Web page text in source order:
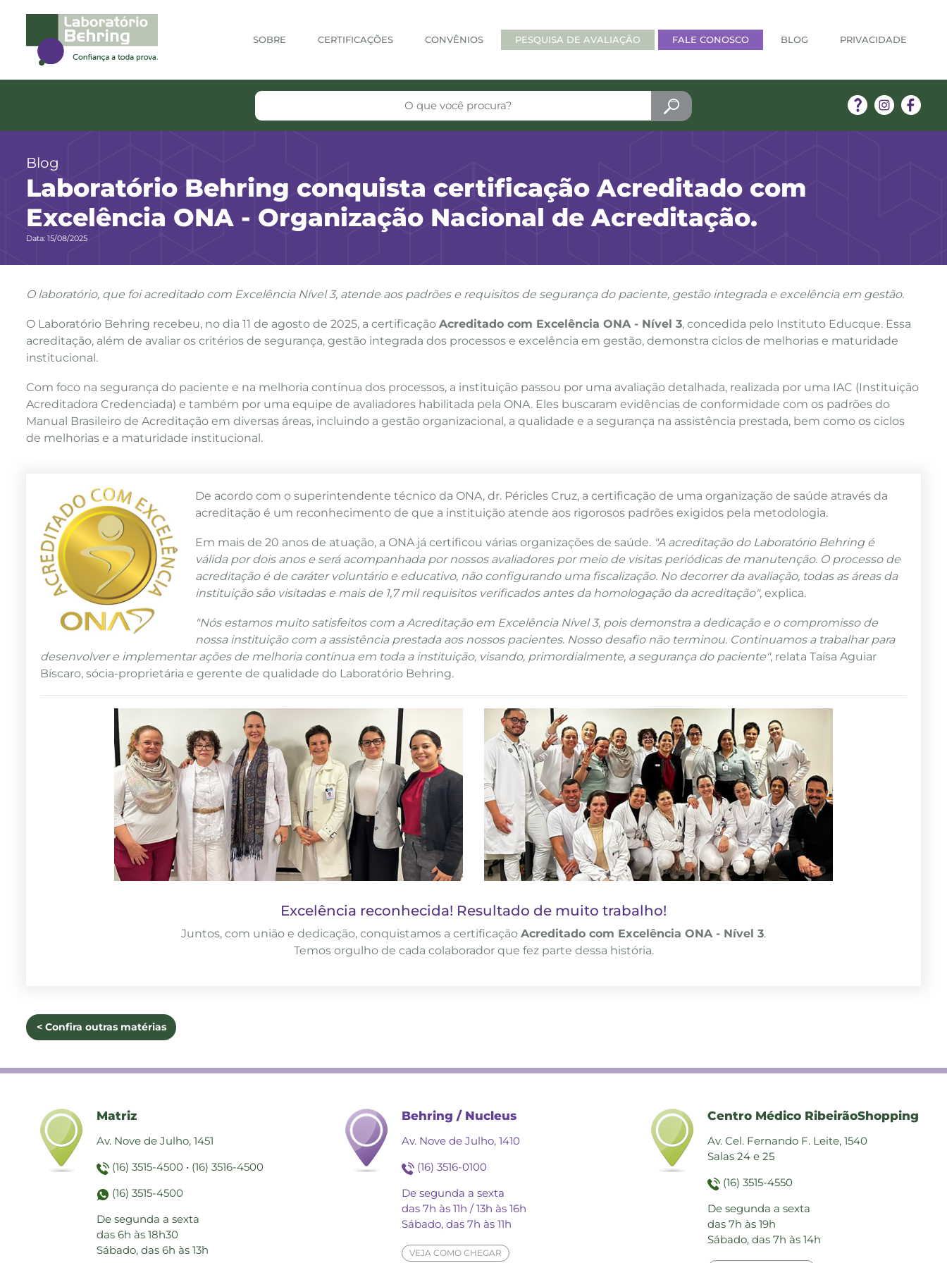
SOBRE CERTIFICAÇÕES CONVÊNIOS PESQUISA DE AVALIAÇÃO FALE CONOSCO BLOG PRIVACIDADE
Blog
Laboratório Behring conquista certificação Acreditado com
Excelência ONA - Organização Nacional de Acreditação.
Data: 15/08/2025
O laboratório, que foi acreditado com Excelência Nível 3, atende aos padrões e requisitos de segurança do paciente, gestão integrada e excelência em gestão.
O Laboratório Behring recebeu, no dia 11 de agosto de 2025, a certificação Acreditado com Excelência ONA - Nível 3, concedida pelo Instituto Educque. Essa
acreditação, além de avaliar os critérios de segurança, gestão integrada dos processos e excelência em gestão, demonstra ciclos de melhorias e maturidade
institucional.
Com foco na segurança do paciente e na melhoria contínua dos processos, a instituição passou por uma avaliação detalhada, realizada por uma IAC (Instituição
Acreditadora Credenciada) e também por uma equipe de avaliadores habilitada pela ONA. Eles buscaram evidências de conformidade com os padrões do
Manual Brasileiro de Acreditação em diversas áreas, incluindo a gestão organizacional, a qualidade e a segurança na assistência prestada, bem como os ciclos
de melhorias e a maturidade institucional.
De acordo com o superintendente técnico da ONA, dr. Péricles Cruz, a certificação de uma organização de saúde através da
acreditação é um reconhecimento de que a instituição atende aos rigorosos padrões exigidos pela metodologia.
Em mais de 20 anos de atuação, a ONA já certificou várias organizações de saúde. "A acreditação do Laboratório Behring é
válida por dois anos e será acompanhada por nossos avaliadores por meio de visitas periódicas de manutenção. O processo de
acreditação é de caráter voluntário e educativo, não configurando uma fiscalização. No decorrer da avaliação, todas as áreas da
instituição são visitadas e mais de 1,7 mil requisitos verificados antes da homologação da acreditação", explica.
"Nós estamos muito satisfeitos com a Acreditação em Excelência Nível 3, pois demonstra a dedicação e o compromisso de
nossa instituição com a assistência prestada aos nossos pacientes. Nosso desafio não terminou. Continuamos a trabalhar para
desenvolver e implementar ações de melhoria contínua em toda a instituição, visando, primordialmente, a segurança do paciente", relata Taísa Aguiar
Bíscaro, sócia-proprietária e gerente de qualidade do Laboratório Behring.
Excelência reconhecida! Resultado de muito trabalho!
Juntos, com união e dedicação, conquistamos a certificação Acreditado com Excelência ONA - Nível 3.
Temos orgulho de cada colaborador que fez parte dessa história.
< Confira outras matérias
Matriz
Av. Nove de Julho, 1451
(16) 3515-4500 • (16) 3516-4500
(16) 3515-4500
De segunda a sexta
das 6h às 18h30
Sábado, das 6h às 13h
Behring / Nucleus
Av. Nove de Julho, 1410
(16) 3516-0100
De segunda a sexta
das 7h às 11h / 13h às 16h
Sábado, das 7h às 11h
VEJA COMO CHEGAR
Centro Médico RibeirãoShopping
Av. Cel. Fernando F. Leite, 1540
Salas 24 e 25
(16) 3515-4550
De segunda a sexta
das 7h às 19h
Sábado, das 7h às 14h